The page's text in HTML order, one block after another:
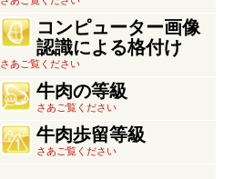
コンピューター画像
認識による格付け
さあご覧ください
牛肉の等級
さあご覧ください
牛肉歩留等級
さあご覧ください